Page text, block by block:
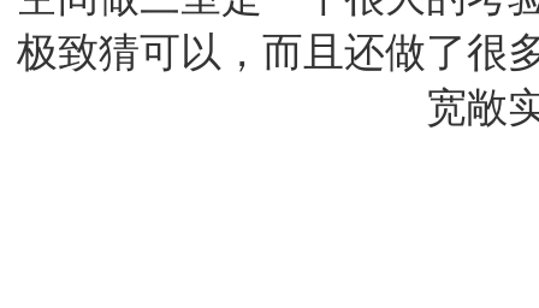
极致猜可以，而且还做了很
宽敞